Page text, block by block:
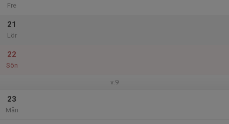
Fre
21
Lör
22
Sön
v.9
23
Mån